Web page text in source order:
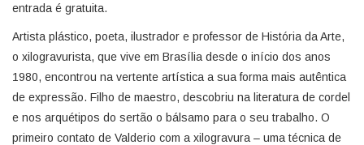
entrada é gratuita.
Artista plástico, poeta, ilustrador e professor de História da Arte,
o xilogravurista, que vive em Brasília desde o início dos anos
1980, encontrou na vertente artística a sua forma mais autêntica
de expressão. Filho de maestro, descobriu na literatura de cordel
e nos arquétipos do sertão o bálsamo para o seu trabalho. O
primeiro contato de Valderio com a xilogravura – uma técnica de